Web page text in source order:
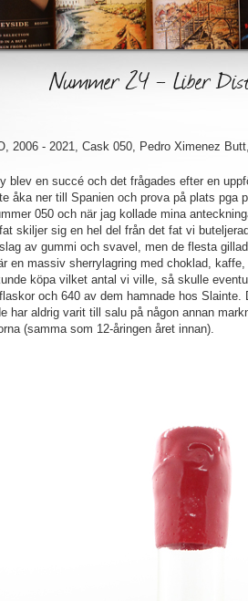
Nummer 24 - Liber
2006 - 2021, Cask 050, Pedro Ximenez
blev en succé och det frågades efter en
åka ner till Spanien och prova på plats pga
050 och när jag kollade mina
skiljer sig en hel del från det fat vi
av gummi och svavel, men de flesta
en massiv sherrylagring med choklad,
köpa vilket antal vi ville, så skulle
och 640 av dem hamnade hos
har aldrig varit till salu på någon annan
(samma som 12-åringen året innan).